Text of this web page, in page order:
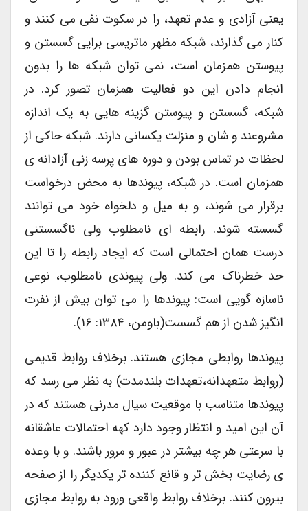
یعنی آزادی و عدم تعهد، را در سکوت نفی می کنند و
کنار می گذارند، شبکه مظهر ماتریسی برایی گسستن و
پیوستن همزمان است، نمی توان شبکه ها را بدون
انجام دادن این دو فعالیت همزمان تصور کرد. در
شبکه، گسستن و پیوستن گزینه هایی به یک اندازه
مشروعند و شان و منزلت یکسانی دارند. شبکه حاکی از
لحظات در تماس بودن و دوره های پرسه زنی آزادانه ی
همزمان است. در شبکه، پیوندها به محض درخواست
برقرار می شوند، و به میل و دلخواه خود می توانند
گسسته شوند. رابطه ای نامطلوب ولی ناگسستنی
درست همان احتمالی است که ایجاد رابطه را تا این
حد خطرناک می کند. ولی پیوندی نامطلوب، نوعی
ناسازه گویی است: پیوندها را می توان بیش از نفرت
انگیز شدن از هم گسست(باومن، ۱۳۸۴: ۱۶).
پیوندها روابطی مجازی هستند. برخلاف روابط قدیمی
(روابط متعهدانه،تعهدات بلندمدت) به نظر می رسد که
پیوندها متناسب با موقعیت سیال مدرنی هستند که در
آن این امید و انتظار وجود دارد کهه احتمالات عاشقانه
با سرعتی هر چه بیشتر در عبور و مرور باشند. و با وعده
ی رضایت بخش تر و قانع کننده تر یکدیگر را از صفحه
بیرون کنند. برخلاف روابط واقعی ورود به روابط مجازی